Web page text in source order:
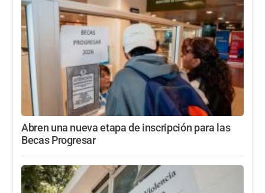
Abren una nueva etapa de inscripción para las
Becas Progresar